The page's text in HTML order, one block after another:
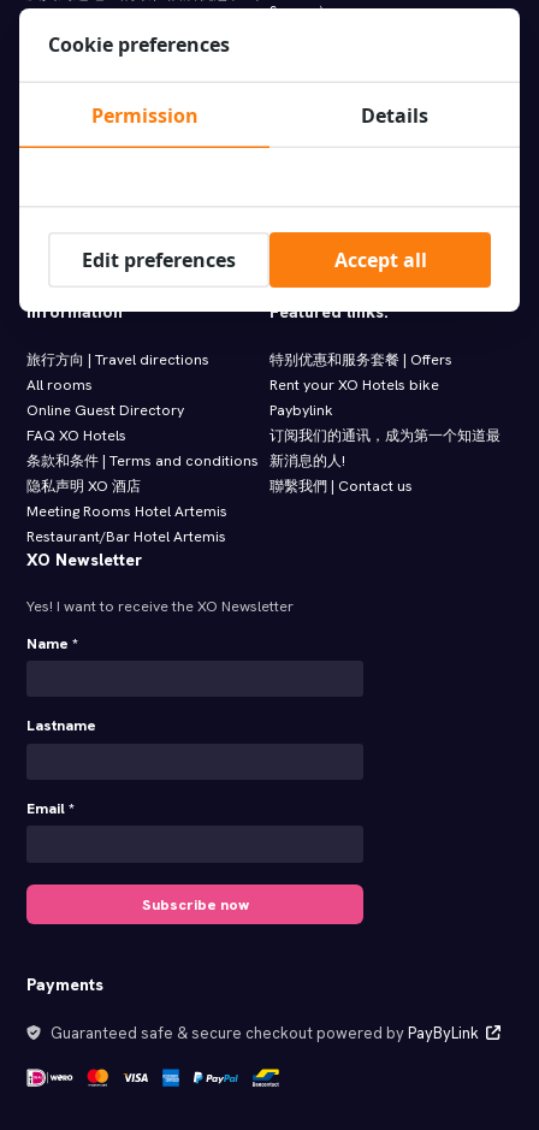
info@xohotels.com
Square）
XO 城市中心酒店（XO Hotels City
West)
Hotel Artemis
Hotel Levell
梵高酒店（Hotel Van Gogh）
Information
旅行方向 | Travel directions
All rooms
Online Guest Directory
FAQ XO Hotels
条款和条件 | Terms and conditions
隐私声明 XO 酒店
Meeting Rooms Hotel Artemis
Restaurant/Bar Hotel Artemis
Featured links.
特别优惠和服务套餐 | Offers
Rent your XO Hotels bike
Paybylink
订阅我们的通讯，成为第一个知道最
新消息的人!
聯繫我們 | Contact us
XO Newsletter
Yes! I want to receive the XO Newsletter
Name *
Lastname
Email *
Subscribe now
Payments
Guaranteed safe & secure checkout powered byPayByLink
Cookie preferences
Permission Details
Edit preferences Accept all